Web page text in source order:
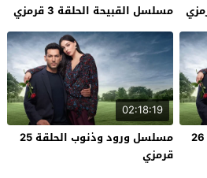
مسلسل القبيحة الحلقة 3 قرمزي
مسلسل ورود وذنوب الحلقة 26
02:18:19
مسلسل ورود وذنوب الحلقة 25
قرمزي